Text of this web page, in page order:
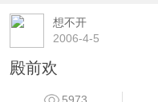
想不开
2006-4-5
殿前欢